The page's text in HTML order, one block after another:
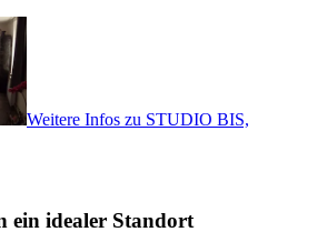
Weitere Infos zu STUDIO BIS,
ein idealer Standort